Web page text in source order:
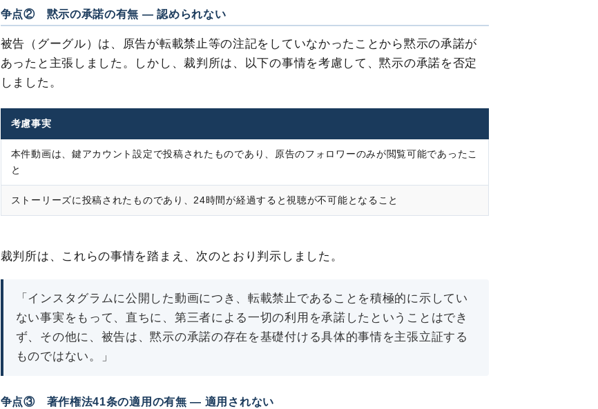
争点② 黙示の承諾の有無 ― 認められない
被告（グーグル）は、原告が転載禁止等の注記をしていなかったことから黙示の承諾が
あったと主張しました。しかし、裁判所は、以下の事情を考慮して、黙示の承諾を否定
しました。
考慮事実
本件動画は、鍵アカウント設定で投稿されたものであり、原告のフォロワーのみが閲覧可能であったこ
と
ストーリーズに投稿されたものであり、24時間が経過すると視聴が不可能となること
裁判所は、これらの事情を踏まえ、次のとおり判示しました。
「インスタグラムに公開した動画につき、転載禁止であることを積極的に示してい
ない事実をもって、直ちに、第三者による一切の利用を承諾したということはでき
ず、その他に、被告は、黙示の承諾の存在を基礎付ける具体的事情を主張立証する
ものではない。」
争点③ 著作権法41条の適用の有無 ― 適用されない